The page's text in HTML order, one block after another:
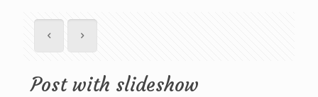
Post with slideshow